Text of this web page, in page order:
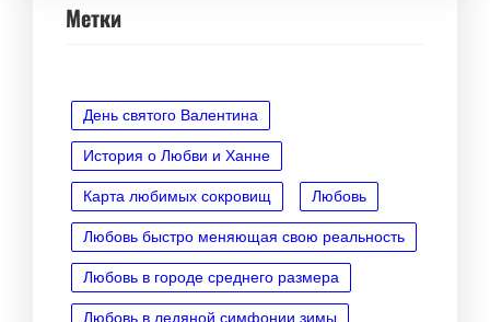
Метки
День святого Валентина
История о Любви и Ханне
Карта любимых сокровищ Любовь
Любовь быстро меняющая свою реальность
Любовь в городе среднего размера
Любовь в ледяной симфонии зимы